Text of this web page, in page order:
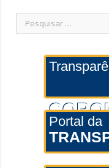
Portal da